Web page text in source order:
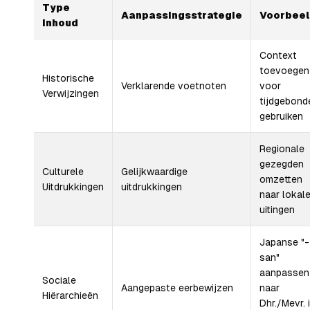
Type
Inhoud
Aanpassingsstrategie
Historische
Verwijzingen
Verklarende voetnoten
Context
toevoegen
voor
gebruiken
Culturele
Uitdrukkingen
Gelijkwaardige
uitdrukkingen
Regionale
gezegden
omzetten
naar lokale
uitingen
Sociale
Hiërarchieën
Aangepaste eerbewijzen
Japanse "-
san"
aanpassen
naar
Dhr./Mevr.